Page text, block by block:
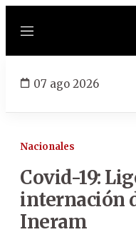
Menú
07 ago 2026
Nacionales
Covid-19:
internación
Ineram